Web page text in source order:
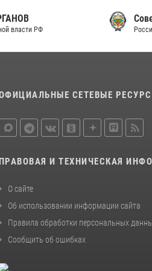
Совет
Российской
СЕТЕВЫЕ
ПРАВОВАЯ И ТЕХНИЧЕСКАЯ
О сайте
Об использовании информации сайта
Правила обработки персональных
Сообщить об ошибках